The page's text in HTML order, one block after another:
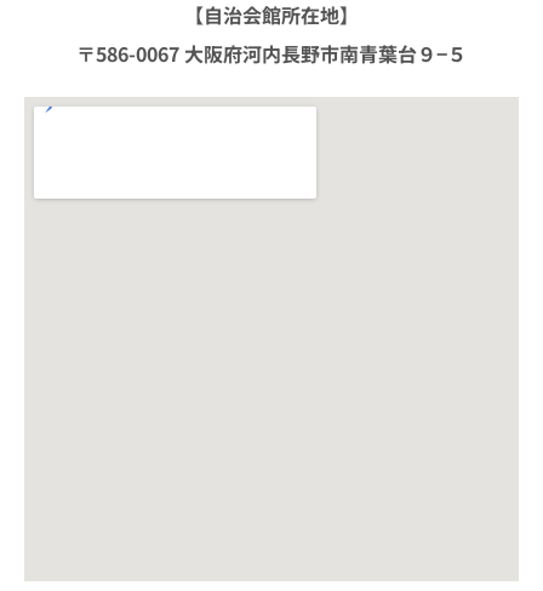
【自治会館所在地】
〒586-0067 大阪府河内長野市南青葉台９−５